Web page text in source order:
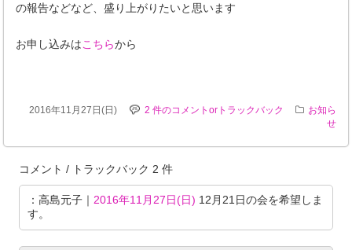
の報告などなど、盛り上がりたいと思います
お申し込みはこちらから
2016年11月27日(日) 2 件のコメントorトラックバック
お知ら
せ
コメント / トラックバック 2 件
：高島元子｜ 2016年11月27日(日) 12月21日の会を希望しま
す。